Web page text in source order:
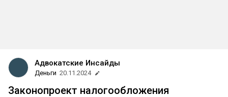
Адвокатские Инсайды
Деньги 20.11.2024
Законопроект налогообложения